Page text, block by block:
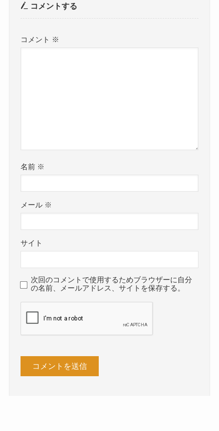
コメントする
コメント ※
名前 ※
メール ※
サイト
次回のコメントで使用するためブラウザーに自分
の名前、メールアドレス、サイトを保存する。